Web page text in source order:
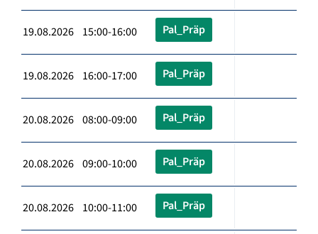
19.08.2026 15:00-16:00 Pal_Präp
19.08.2026 16:00-17:00 Pal_Präp
20.08.2026 08:00-09:00 Pal_Präp
20.08.2026 09:00-10:00 Pal_Präp
20.08.2026 10:00-11:00 Pal_Präp